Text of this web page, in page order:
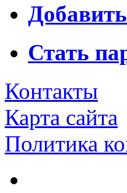
Стать
Контакты
Карта сайта
Политика